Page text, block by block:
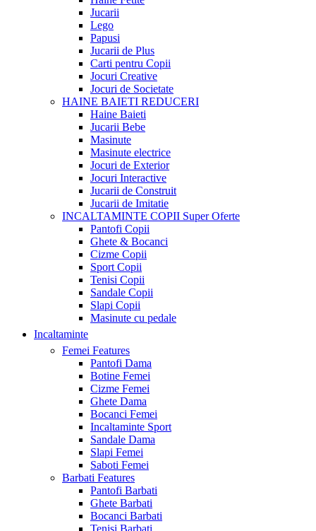
Jucarii
Lego
Papusi
Jucarii de Plus
Carti pentru Copii
Jocuri Creative
Jocuri de Societate
HAINE BAIETI REDUCERI
Haine Baieti
Jucarii Bebe
Masinute
Masinute electrice
Jocuri de Exterior
Jocuri Interactive
Jucarii de Construit
Jucarii de Imitatie
INCALTAMINTE COPII Super Oferte
Pantofi Copii
Ghete & Bocanci
Cizme Copii
Sport Copii
Tenisi Copii
Sandale Copii
Slapi Copii
Masinute cu pedale
Incaltaminte
Femei Features
Pantofi Dama
Botine Femei
Cizme Femei
Ghete Dama
Bocanci Femei
Incaltaminte Sport
Sandale Dama
Slapi Femei
Saboti Femei
Barbati Features
Pantofi Barbati
Ghete Barbati
Bocanci Barbati
Tenisi Barbati